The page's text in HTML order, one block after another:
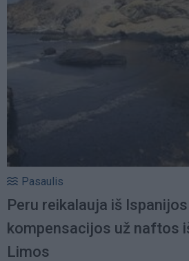
Pasaulis
Peru reikalauja iš
kompensacijos už naftos
Limos